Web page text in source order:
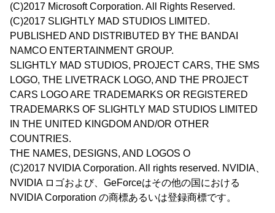
(C)2017 Microsoft Corporation. All Rights Reserved.
(C)2017 SLIGHTLY MAD STUDIOS LIMITED.
PUBLISHED AND DISTRIBUTED BY THE BANDAI
NAMCO ENTERTAINMENT GROUP.
SLIGHTLY MAD STUDIOS, PROJECT CARS, THE SMS
LOGO, THE LIVETRACK LOGO, AND THE PROJECT
CARS LOGO ARE TRADEMARKS OR REGISTERED
TRADEMARKS OF SLIGHTLY MAD STUDIOS LIMITED
IN THE UNITED KINGDOM AND/OR OTHER
COUNTRIES.
THE NAMES, DESIGNS, AND LOGOS O
(C)2017 NVIDIA Corporation. All rights reserved. NVIDIA、
NVIDIA ロゴおよび、GeForceはその他の国における
NVIDIA Corporation の商標あるいは登録商標です。